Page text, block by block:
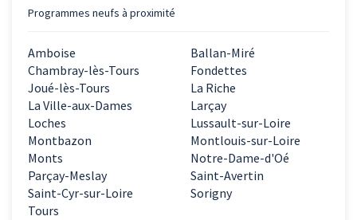
Programmes neufs à proximité
Amboise
Ballan-Miré
Chambray-lès-Tours
Fondettes
Joué-lès-Tours
La Riche
La Ville-aux-Dames
Larçay
Loches
Lussault-sur-Loire
Montbazon
Montlouis-sur-Loire
Monts
Notre-Dame-d'Oé
Parçay-Meslay
Saint-Avertin
Saint-Cyr-sur-Loire
Sorigny
Tours